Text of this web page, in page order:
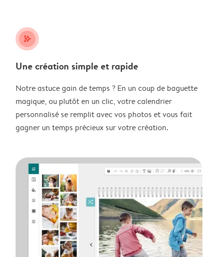
stars_plus
Une création simple et rapide
Notre astuce gain de temps ? En un coup de baguette
magique, ou plutôt en un clic, votre calendrier
personnalisé se remplit avec vos photos et vous fait
gagner un temps précieux sur votre création.